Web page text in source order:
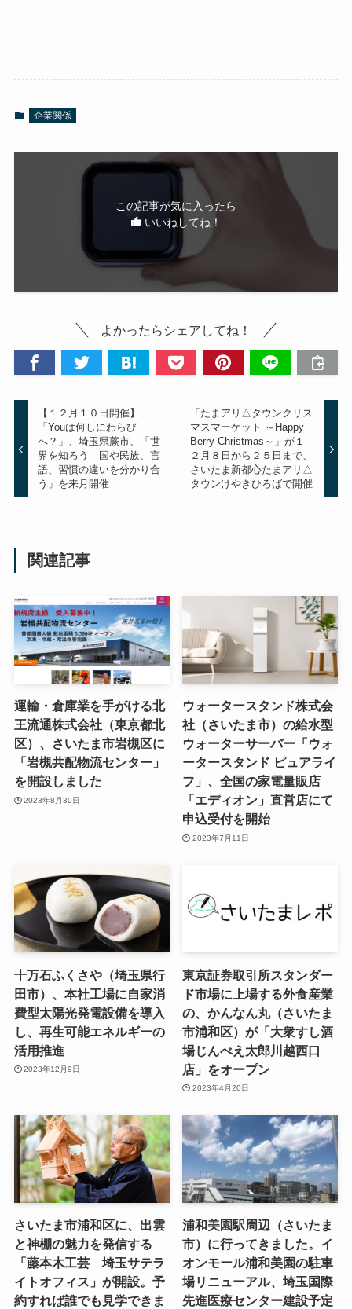
企業関係
この記事が気に入ったら
いいねしてね！
よかったらシェアしてね！
【１２月１０日開催】
「Youは何しにわらび
へ？」、埼玉県蕨市、「世
界を知ろう 国や民族、言
語、習慣の違いを分かり合
う」を来月開催
「たまアリ△タウンクリス
マスマーケット ～Happy
Berry Christmas～」が１
２月８日から２５日まで、
さいたま新都心たまアリ△
タウンけやきひろばで開催
関連記事
運輸・倉庫業を手がける北
王流通株式会社（東京都北
区）、さいたま市岩槻区に
「岩槻共配物流センター」
を開設しました
2023年8月30日
ウォータースタンド株式会
社（さいたま市）の給水型
ウォーターサーバー「ウォ
ータースタンド ピュアライ
フ」、全国の家電量販店
「エディオン」直営店にて
申込受付を開始
2023年7月11日
十万石ふくさや（埼玉県行
田市）、本社工場に自家消
費型太陽光発電設備を導入
し、再生可能エネルギーの
活用推進
2023年12月9日
東京証券取引所スタンダー
ド市場に上場する外食産業
の、かんなん丸（さいたま
市浦和区）が「大衆すし酒
場じんべえ太郎川越西口
店」をオープン
2023年4月20日
さいたま市浦和区に、出雲
と神棚の魅力を発信する
「藤本木工芸 埼玉サテラ
イトオフィス」が開設。予
約すれば誰でも見学できま
浦和美園駅周辺（さいたま
市）に行ってきました。イ
オンモール浦和美園の駐車
場リニューアル、埼玉国際
先進医療センター建設予定